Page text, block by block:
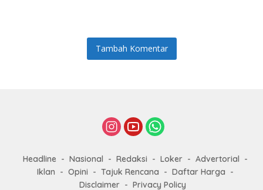
Tambah Komentar
Headline Nasional Redaksi Loker
Advertorial
Iklan
Opini Tajuk Rencana
Daftar Harga
Disclaimer
Privacy Policy